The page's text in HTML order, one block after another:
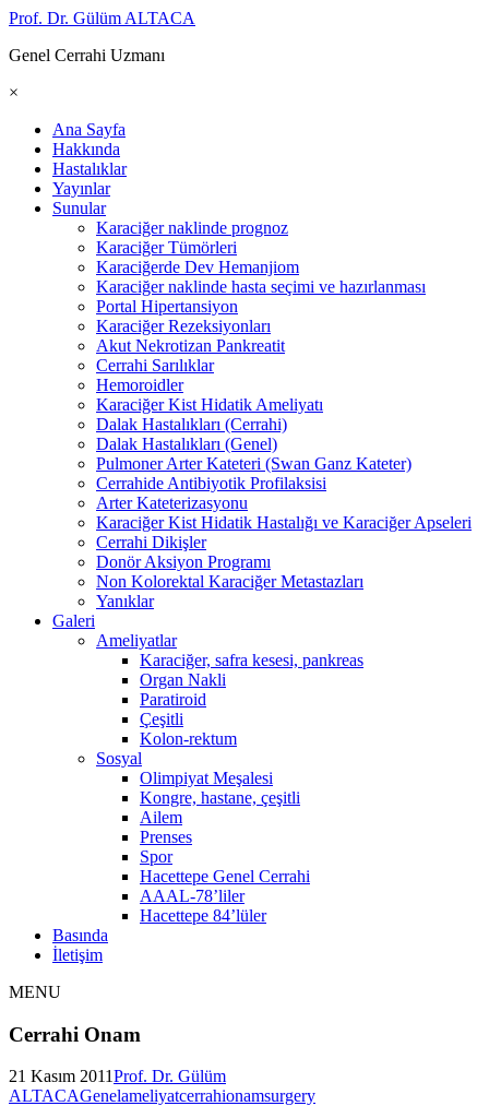
Prof. Dr. Gülüm ALTACA
Genel Cerrahi Uzmanı
×
Ana Sayfa
Hakkında
Hastalıklar
Yayınlar
Sunular
Karaciğer naklinde prognoz
Karaciğer Tümörleri
Karaciğerde Dev Hemanjiom
Karaciğer naklinde hasta seçimi ve hazırlanması
Portal Hipertansiyon
Karaciğer Rezeksiyonları
Akut Nekrotizan Pankreatit
Cerrahi Sarılıklar
Hemoroidler
Karaciğer Kist Hidatik Ameliyatı
Dalak Hastalıkları (Cerrahi)
Dalak Hastalıkları (Genel)
Pulmoner Arter Kateteri (Swan Ganz Kateter)
Cerrahide Antibiyotik Profilaksisi
Arter Kateterizasyonu
Karaciğer Kist Hidatik Hastalığı ve Karaciğer Apseleri
Cerrahi Dikişler
Donör Aksiyon Programı
Non Kolorektal Karaciğer Metastazları
Yanıklar
Galeri
Ameliyatlar
Karaciğer, safra kesesi, pankreas
Organ Nakli
Paratiroid
Çeşitli
Kolon-rektum
Sosyal
Olimpiyat Meşalesi
Kongre, hastane, çeşitli
Ailem
Prenses
Spor
Hacettepe Genel Cerrahi
AAAL-78’liler
Hacettepe 84’lüler
Basında
İletişim
MENU
Cerrahi Onam
21 Kasım 2011Prof. Dr. Gülüm
ALTACAGenelameliyatcerrahionamsurgery